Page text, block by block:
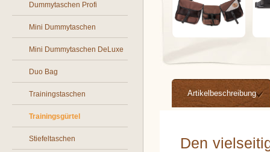
Dummytaschen Profi
Mini Dummytaschen
Mini Dummytaschen DeLuxe
Duo Bag
Trainingstaschen
Trainingsgürtel
Stiefeltaschen
Artikelbeschreibung
Den